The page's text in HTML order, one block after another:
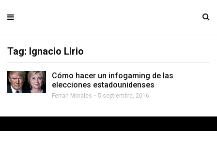
Tag: Ignacio Lirio
Cómo hacer un infogaming de las
elecciones estadounidenses
Ferran Morales 5 septiembre, 2016